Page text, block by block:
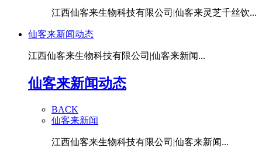
江西仙客来生物科技有限公司|仙客来灵芝千丝饮...
仙客来新闻动态
江西仙客来生物科技有限公司|仙客来新闻...
仙客来新闻动态
BACK
仙客来新闻
江西仙客来生物科技有限公司|仙客来新闻...